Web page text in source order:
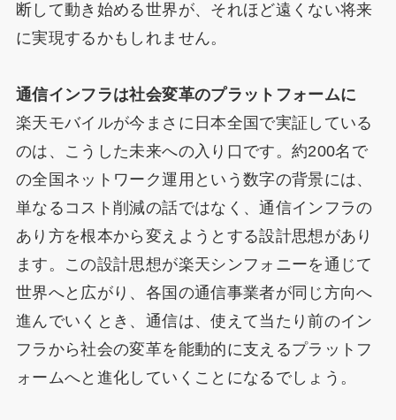
断して動き始める世界が、それほど遠くない将来
に実現するかもしれません。
通信インフラは社会変革のプラットフォームに
楽天モバイルが今まさに日本全国で実証している
のは、こうした未来への入り口です。約200名で
の全国ネットワーク運用という数字の背景には、
単なるコスト削減の話ではなく、通信インフラの
あり方を根本から変えようとする設計思想があり
ます。この設計思想が楽天シンフォニーを通じて
世界へと広がり、各国の通信事業者が同じ方向へ
進んでいくとき、通信は、使えて当たり前のイン
フラから社会の変革を能動的に支えるプラットフ
ォームへと進化していくことになるでしょう。​​​​​​​​​​​​​​​​